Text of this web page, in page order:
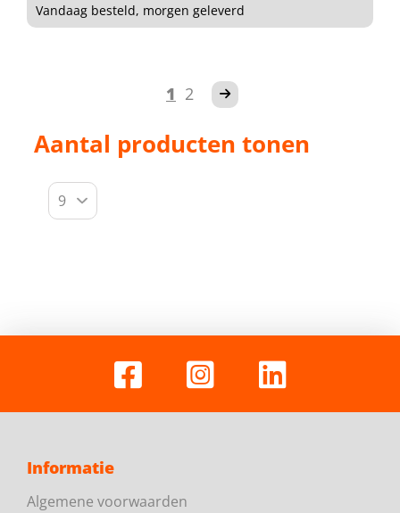
Vandaag besteld, morgen geleverd
1 2
Aantal producten tonen
Informatie
Algemene voorwaarden